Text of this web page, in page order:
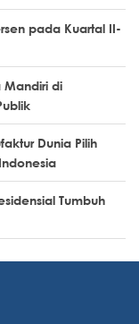
pada Kuartal II-
Mandiri di
Dunia Pilih
Tumbuh